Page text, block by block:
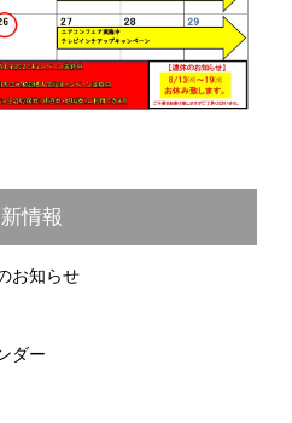
情報
お知らせ
ダー